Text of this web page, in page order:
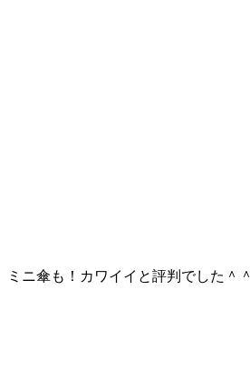
ミニ傘も！カワイイと評判でした＾＾